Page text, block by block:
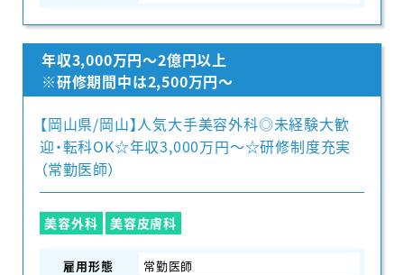
年収3,000万円～2億円以上
※研修期間中は2,500万円～
【岡山県/岡山】人気大手美容外科◎未経験大歓
迎・転科OK☆年収3,000万円〜☆研修制度充実
（常勤医師）
美容外科 美容皮膚科
雇用形態
常勤医師